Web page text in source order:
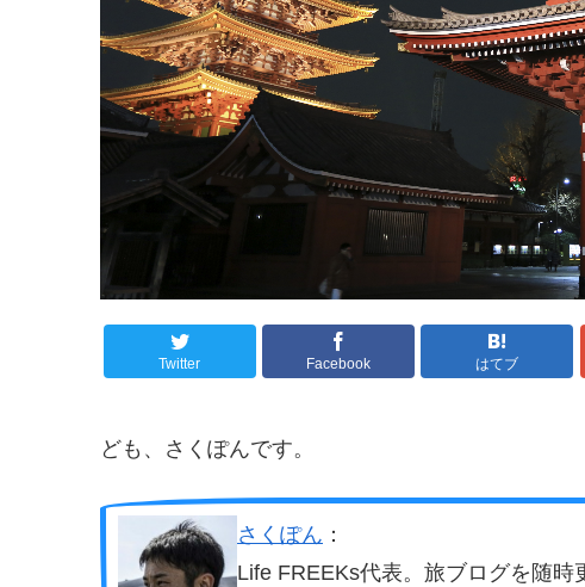
Twitter Facebook はてブ
ども、さくぽんです。
さくぽん ：
Life FREEKs代表。旅ブログを随